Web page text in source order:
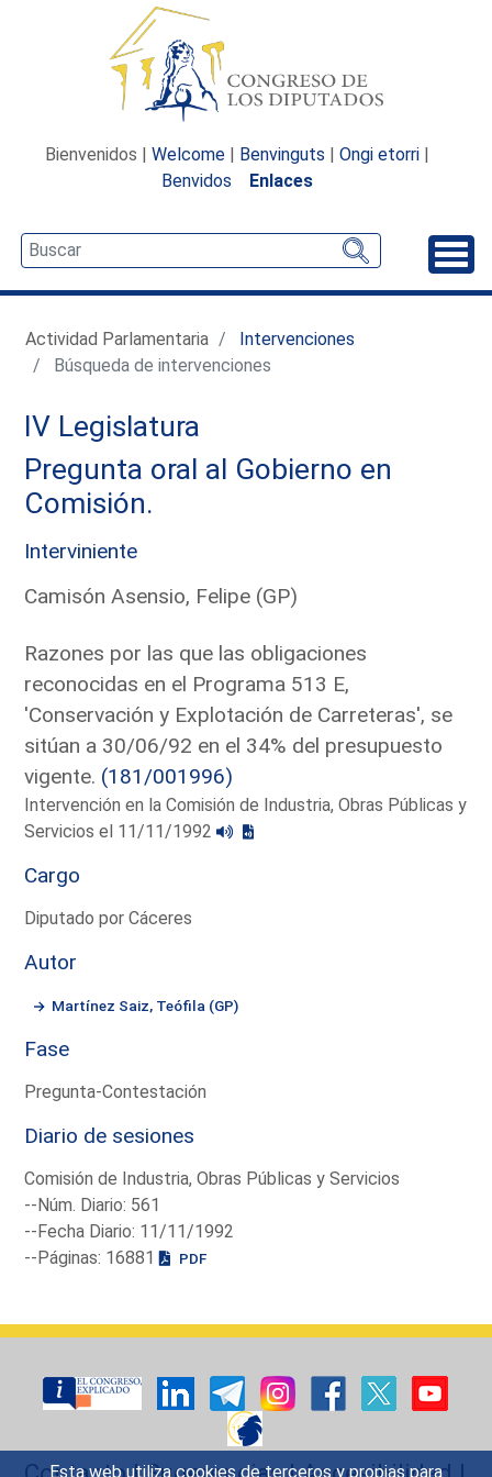
Esta web utiliza cookies de terceros y propias para
Bienvenidos | Welcome | Benvinguts | Ongi etorri |
Benvidos
Enlaces
Actividad Parlamentaria
Intervenciones
Búsqueda de intervenciones
IV Legislatura
Pregunta oral al Gobierno en
Comisión.
Interviniente
Camisón Asensio, Felipe (GP)
Razones por las que las obligaciones
reconocidas en el Programa 513 E,
'Conservación y Explotación de Carreteras', se
sitúan a 30/06/92 en el 34% del presupuesto
vigente. (181/001996)
Intervención en la Comisión de Industria, Obras Públicas y
Servicios el 11/11/1992
Cargo
Diputado por Cáceres
Autor
Martínez Saiz, Teófila (GP)
Fase
Pregunta-Contestación
Diario de sesiones
Comisión de Industria, Obras Públicas y Servicios
--Núm. Diario: 561
--Fecha Diario: 11/11/1992
--Páginas: 16881
PDF